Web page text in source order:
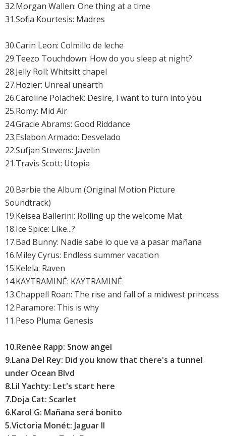
32.Morgan Wallen: One thing at a time
31.Sofia Kourtesis: Madres
30.Carin Leon: Colmillo de leche
29.Teezo Touchdown: How do you sleep at night?
28.Jelly Roll: Whitsitt chapel
27.Hozier: Unreal unearth
26.Caroline Polachek: Desire, I want to turn into you
25.Romy: Mid Air
24.Gracie Abrams: Good Riddance
23.Eslabon Armado: Desvelado
22.Sufjan Stevens: Javelin
21.Travis Scott: Utopia
20.Barbie the Album (Original Motion Picture
Soundtrack)
19.Kelsea Ballerini: Rolling up the welcome Mat
18.Ice Spice: Like...?
17.Bad Bunny: Nadie sabe lo que va a pasar mañana
16.Miley Cyrus: Endless summer vacation
15.Kelela: Raven
14.KAYTRAMINÉ: KAYTRAMINÉ
13.Chappell Roan: The rise and fall of a midwest princess
12.Paramore: This is why
11.Peso Pluma: Genesis
10.Renée Rapp: Snow angel
9.Lana Del Rey: Did you know that there's a tunnel
under Ocean Blvd
8.Lil Yachty: Let's start here
7.Doja Cat: Scarlet
6.Karol G: Mañana será bonito
5.Victoria Monét: Jaguar II